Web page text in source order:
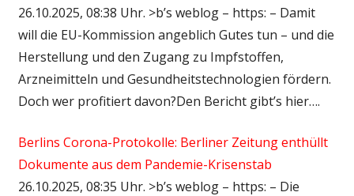
26.10.2025, 08:38 Uhr. >b’s weblog – https: – Damit
will die EU-Kommission angeblich Gutes tun – und die
Herstellung und den Zugang zu Impfstoffen,
Arzneimitteln und Gesundheitstechnologien fördern.
Doch wer profitiert davon?Den Bericht gibt’s hier….
Berlins Corona-Protokolle: Berliner Zeitung enthüllt
Dokumente aus dem Pandemie-Krisenstab
26.10.2025, 08:35 Uhr. >b’s weblog – https: – Die